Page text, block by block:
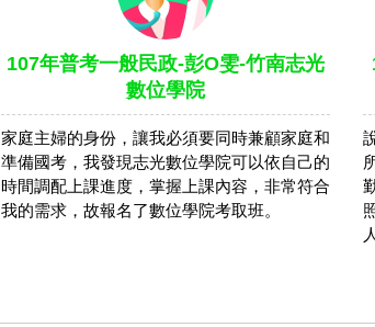
107年普考一般民政-彭O雯-竹南志光
數位學院
家庭主婦的身份，讓我必須要同時兼顧家庭和
準備國考，我發現志光數位學院可以依自己的
時間調配上課進度，掌握上課內容，非常符合
我的需求，故報名了數位學院考取班。